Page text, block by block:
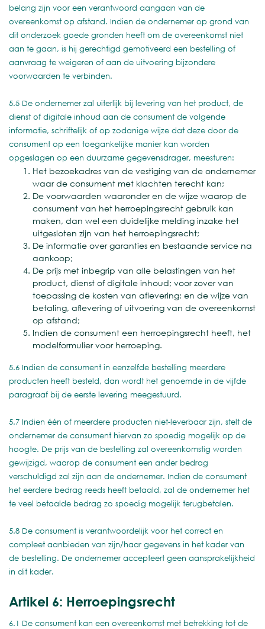
belang zijn voor een verantwoord aangaan van de
overeenkomst op afstand. Indien de ondernemer op grond van
dit onderzoek goede gronden heeft om de overeenkomst niet
aan te gaan, is hij gerechtigd gemotiveerd een bestelling of
aanvraag te weigeren of aan de uitvoering bijzondere
voorwaarden te verbinden.
5.5 De ondernemer zal uiterlijk bij levering van het product, de
dienst of digitale inhoud aan de consument de volgende
informatie, schriftelijk of op zodanige wijze dat deze door de
consument op een toegankelijke manier kan worden
opgeslagen op een duurzame gegevensdrager, meesturen:
Het bezoekadres van de vestiging van de ondernemer
waar de consument met klachten terecht kan;
De voorwaarden waaronder en de wijze waarop de
consument van het herroepingsrecht gebruik kan
maken, dan wel een duidelijke melding inzake het
uitgesloten zijn van het herroepingsrecht;
De informatie over garanties en bestaande service na
aankoop;
De prijs met inbegrip van alle belastingen van het
product, dienst of digitale inhoud; voor zover van
toepassing de kosten van aflevering; en de wijze van
betaling, aflevering of uitvoering van de overeenkomst
op afstand;
Indien de consument een herroepingsrecht heeft, het
modelformulier voor herroeping.
5.6 Indien de consument in eenzelfde bestelling meerdere
producten heeft besteld, dan wordt het genoemde in de vijfde
paragraaf bij de eerste levering meegestuurd.
5.7 Indien één of meerdere producten niet-leverbaar zijn, stelt de
ondernemer de consument hiervan zo spoedig mogelijk op de
hoogte. De prijs van de bestelling zal overeenkomstig worden
gewijzigd, waarop de consument een ander bedrag
verschuldigd zal zijn aan de ondernemer. Indien de consument
het eerdere bedrag reeds heeft betaald, zal de ondernemer het
te veel betaalde bedrag zo spoedig mogelijk terugbetalen.
5.8 De consument is verantwoordelijk voor het correct en
compleet aanbieden van zijn/haar gegevens in het kader van
de bestelling. De ondernemer accepteert geen aansprakelijkheid
in dit kader.
Artikel 6: Herroepingsrecht
6.1 De consument kan een overeenkomst met betrekking tot de